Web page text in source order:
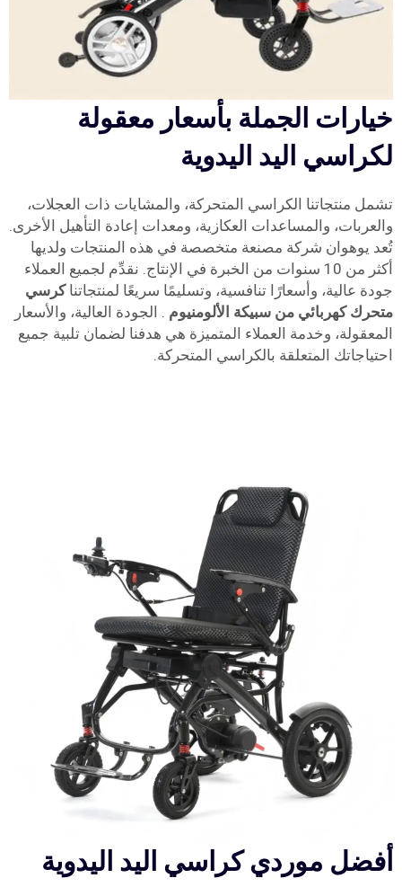
خيارات الجملة بأسعار معقولة
لكراسي اليد اليدوية
تشمل منتجاتنا الكراسي المتحركة، والمشايات ذات العجلات،
والعربات، والمساعدات العكازية، ومعدات إعادة التأهيل الأخرى.
تُعد يوهوان شركة مصنعة متخصصة في هذه المنتجات ولديها
أكثر من 10 سنوات من الخبرة في الإنتاج. نقدِّم لجميع العملاء
جودة عالية، وأسعارًا تنافسية، وتسليمًا سريعًا لمنتجاتناكرسي
متحرك كهربائي من سبيكة الألومنيوم . الجودة العالية، والأسعار
المعقولة، وخدمة العملاء المتميزة هي هدفنا لضمان تلبية جميع
احتياجاتك المتعلقة بالكراسي المتحركة.
أفضل موردي كراسي اليد اليدوية